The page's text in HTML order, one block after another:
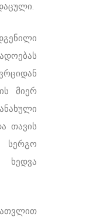
მიერ
თავის
სერგო
ხედვა